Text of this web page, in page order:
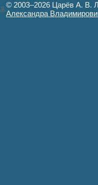
© 2003–2026 Царёв А. В.
Александра
Авторизация